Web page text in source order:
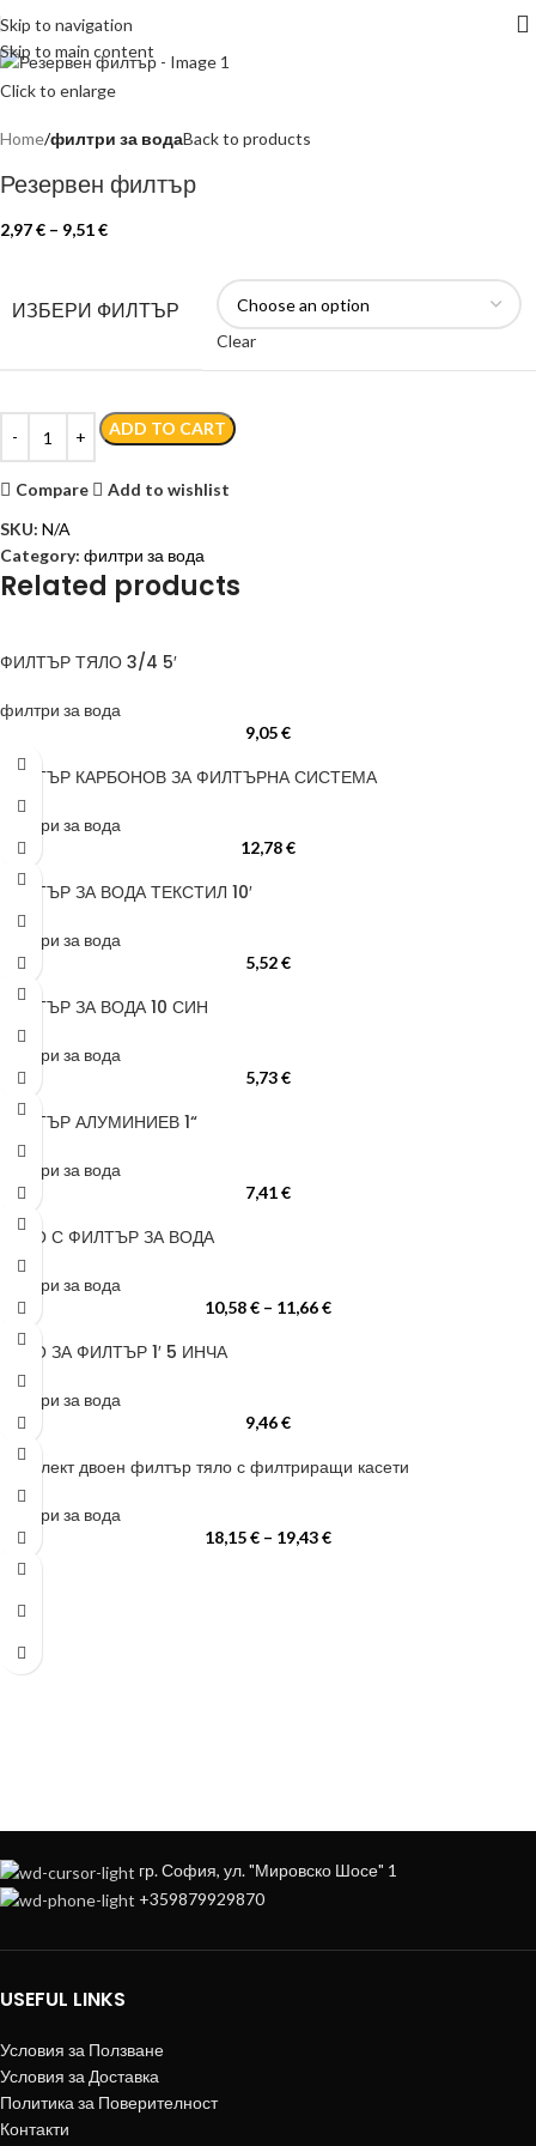
Skip to navigation
Skip to main content
Click to enlarge
Home филтри за водаBack to products
Резервен филтър
2,97€ – 9,51€
ИЗБЕРИ ФИЛТЪР
Clear
ADD TO CART
Compare
Add to wishlist
SKU: N/A
Category: филтри за вода
Related products
ФИЛТЪР ТЯЛО 3/4 5′
филтри за вода
9,05€
ФИЛТЪР КАРБОНОВ ЗА ФИЛТЪРНА СИСТЕМА
филтри за вода
12,78€
ФИЛТЪР ЗА ВОДА ТЕКСТИЛ 10′
филтри за вода
5,52€
ФИЛТЪР ЗА ВОДА 10 СИН
филтри за вода
5,73€
ФИЛТЪР АЛУМИНИЕВ 1“
филтри за вода
7,41€
ТЯЛО С ФИЛТЪР ЗА ВОДА
филтри за вода
10,58€ – 11,66€
ТЯЛО ЗА ФИЛТЪР 1′ 5 ИНЧА
филтри за вода
9,46€
Комплект двоен филтър тяло с филтриращи касети
филтри за вода
18,15€ – 19,43€
ЗА ДА ОСИГУРИМ ЛЕСНО И УДОБНО
гр. София, ул. "Мировско Шосе" 1
+359879929870
USEFUL LINKS
Условия за Ползване
Условия за Доставка
Политика за Поверителност
Контакти